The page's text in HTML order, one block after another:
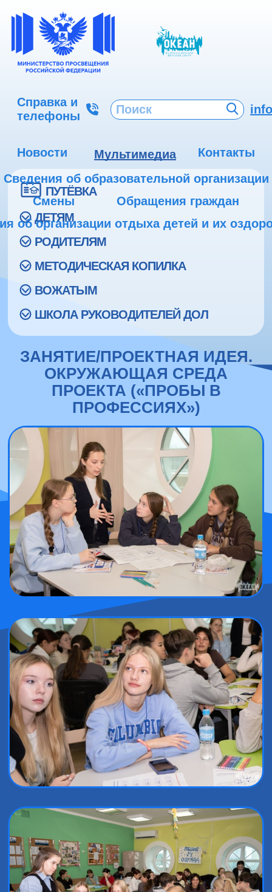
Справка и
телефоны
Новости Мультимедиа
Контакты
Сведения об образовательной организации
Смены
Обращения граждан
об организации отдыха детей и их
ПУТЁВКА
ДЕТЯМ
РОДИТЕЛЯМ
МЕТОДИЧЕСКАЯ КОПИЛКА
ВОЖАТЫМ
ШКОЛА РУКОВОДИТЕЛЕЙ ДОЛ
ЗАНЯТИЕ/ПРОЕКТНАЯ ИДЕЯ.
ОКРУЖАЮЩАЯ СРЕДА
ПРОЕКТА («ПРОБЫ В
ПРОФЕССИЯХ»)